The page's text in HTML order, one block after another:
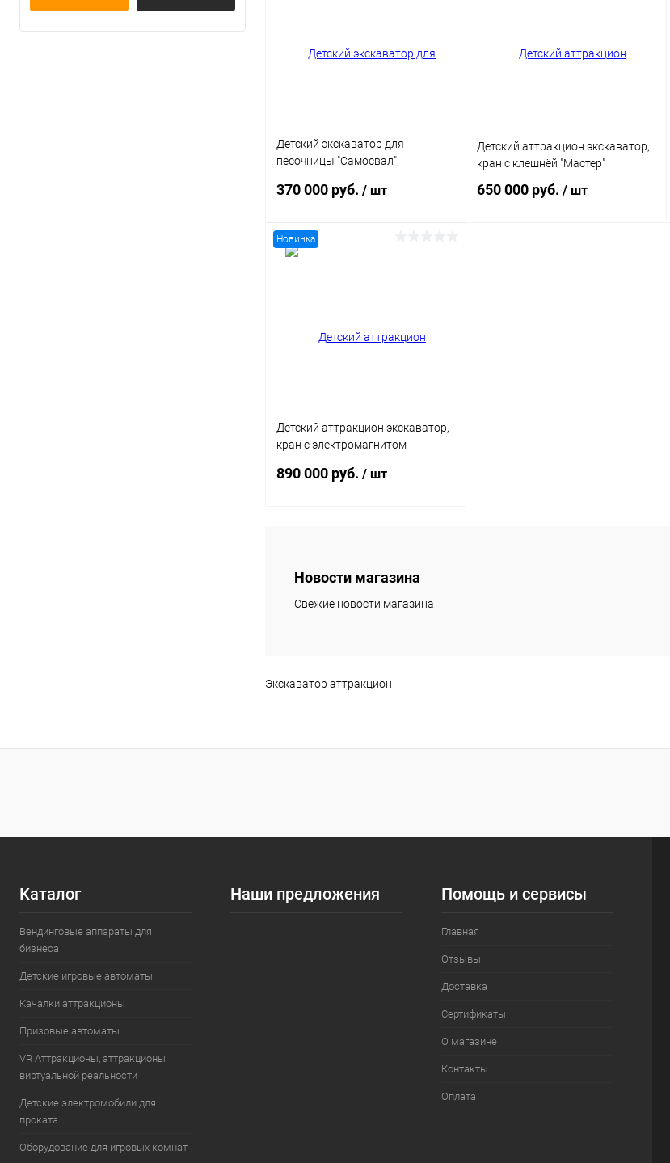
Детский экскаватор для
песочницы "Самосвал",
комнат
370 000 руб. / шт
Детский аттракцион экскаватор,
кран с клешнёй "Мастер"
650 000 руб. / шт
Новинка
Детский аттракцион экскаватор,
кран с электромагнитом
890 000 руб. / шт
Купить в 1 клик Сравнение
В избранное В наличии
Новости магазина
Свежие новости магазина
Экскаватор аттракцион
Каталог
Вендинговые аппараты для
бизнеса
Детские игровые автоматы
Качалки аттракционы
Призовые автоматы
VR Аттракционы, аттракционы
виртуальной реальности
Детские электромобили для
проката
Оборудование для игровых комнат
Наши предложения Помощь и сервисы
Главная
Отзывы
Доставка
Сертификаты
О магазине
Контакты
Оплата